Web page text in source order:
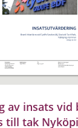
av insats vid
till tak